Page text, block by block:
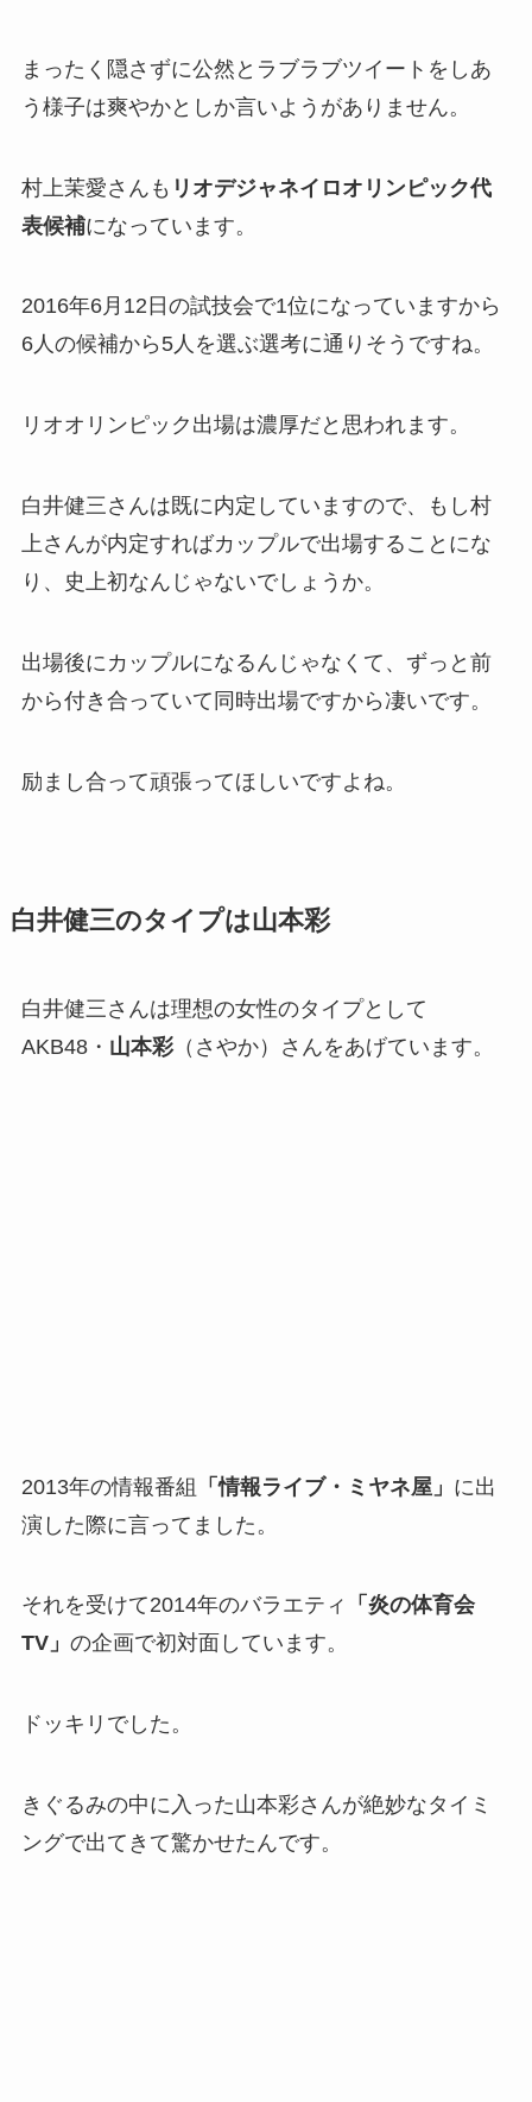
まったく隠さずに公然とラブラブツイートをしあ
う様子は爽やかとしか言いようがありません。
村上茉愛さんも リオデジャネイロオリンピック代
表候補になっています。
2016年6月12日の試技会で1位になっていますから
6人の候補から5人を選ぶ選考に通りそうですね。
リオオリンピック出場は濃厚だと思われます。
白井健三さんは既に内定していますので、もし村
上さんが内定すればカップルで出場することにな
り、史上初なんじゃないでしょうか。
出場後にカップルになるんじゃなくて、ずっと前
から付き合っていて同時出場ですから凄いです。
励まし合って頑張ってほしいですよね。
白井健三のタイプは山本彩
白井健三さんは理想の女性のタイプとして
AKB48・ 山本彩（さやか）さんをあげています。
2013年の情報番組 「情報ライブ・ミヤネ屋」 に出
演した際に言ってました。
それを受けて2014年のバラエティ
「炎の体育会
TV」 の企画で初対面しています。
ドッキリでした。
きぐるみの中に入った山本彩さんが絶妙なタイミ
ングで出てきて驚かせたんです。